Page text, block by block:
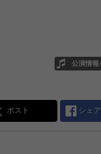
公演情報
ポスト シェア